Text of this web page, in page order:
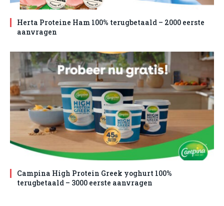
Herta Proteine Ham 100% terugbetaald – 2000 eerste
aanvragen
Campina High Protein Greek yoghurt 100%
terugbetaald – 3000 eerste aanvragen